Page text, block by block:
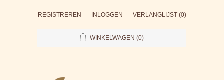
REGISTREREN INLOGGEN VERLANGLIJST (0)
WINKELWAGEN (0)